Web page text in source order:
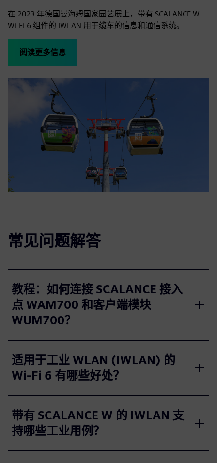
在 2023 年德国曼海姆国家园艺展上，带有 SCALANCE W
Wi-Fi 6 组件的 IWLAN 用于缆车的信息和通信系统。
阅读更多信息
常见问题解答
教程：如何连接 SCALANCE 接入
点 WAM700 和客户端模块
WUM700？
适用于工业 WLAN (IWLAN) 的
Wi-Fi 6 有哪些好处？
带有 SCALANCE W 的 IWLAN 支
持哪些工业用例？